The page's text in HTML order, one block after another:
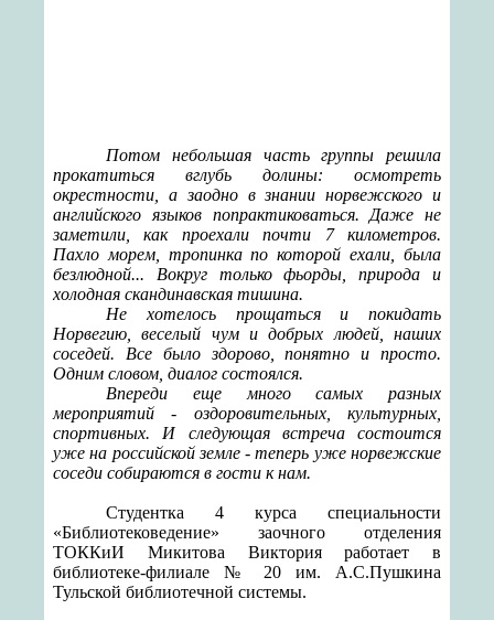
Потом небольшая часть группы решила
прокатиться вглубь долины: осмотреть
окрестности, а заодно в знании норвежского и
английского языков попрактиковаться. Даже не
заметили, как проехали почти 7 километров.
Пахло морем, тропинка по которой ехали, была
безлюдной... Вокруг только фьорды, природа и
холодная скандинавская тишина.
Не хотелось прощаться и покидать
Норвегию, веселый чум и добрых людей, наших
соседей. Все было здорово, понятно и просто.
Одним словом, диалог состоялся.
Впереди еще много самых разных
мероприятий - оздоровительных, культурных,
спортивных. И следующая встреча состоится
уже на российской земле - теперь уже норвежские
соседи собираются в гости к нам.
Студентка 4 курса специальности
«Библиотековедение» заочного отделения
ТОККиИ Микитова Виктория работает в
библиотеке-филиале № 20 им. А.С.Пушкина
Тульской библиотечной системы.